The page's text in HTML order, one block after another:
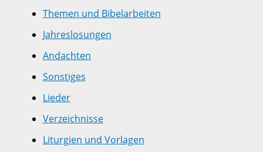
Themen und Bibelarbeiten
Jahreslosungen
Andachten
Sonstiges
Lieder
Verzeichnisse
Liturgien und Vorlagen